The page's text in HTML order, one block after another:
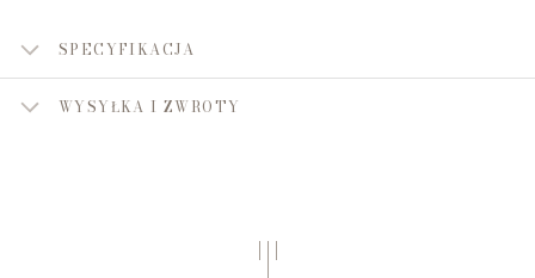
SPECYFIKACJA
WYSYŁKA I ZWROTY